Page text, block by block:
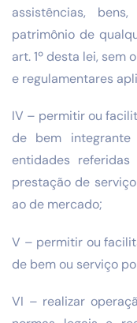
assistências,
patrimônio de
art. 1º desta lei, sem
e regulamentares
IV – permitir ou
de bem
entidades
prestação de
ao de mercado;
V – permitir ou
de bem ou serviço
VI – realizar